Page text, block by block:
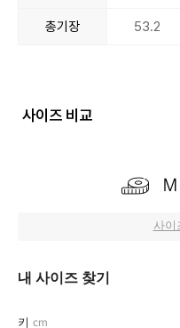
총기장 53.2
사이즈 비교